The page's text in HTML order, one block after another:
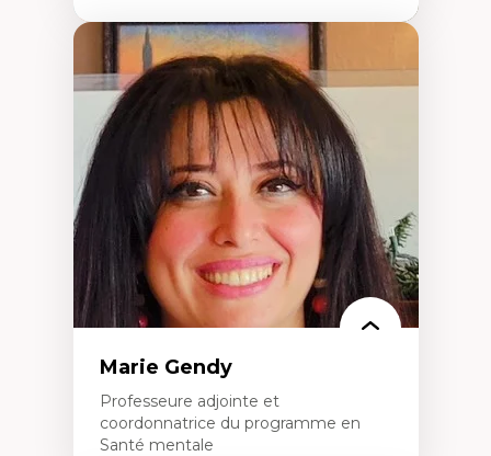
Expertises
Les apports pédagogiques des théories de
l'affect, du posthumanisme, du féminisme
dans l'éducation aux sciences
L'apprentissage des sciences/STIM dans une
perspective socioécologique de care
L’insertion professionnelle des
enseignant.e.s
Marie Gendy
Professeure adjointe et
coordonnatrice du programme en
Santé mentale